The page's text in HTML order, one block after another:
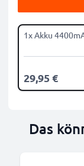
1x Akku
29,95 €
Das